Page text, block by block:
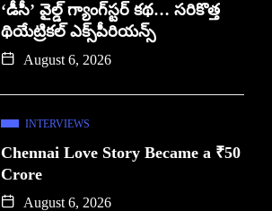
‘డీసీ’ వైల్డ్ గ్యాంగ్‌స్టర్ కథ… సరికొత్త
థియేట్రికల్ ఎక్స్‌పీరియన్స్
August 6, 2026
INTERVIEWS
Chennai Love Story Became a ₹50
Crore
August 6, 2026